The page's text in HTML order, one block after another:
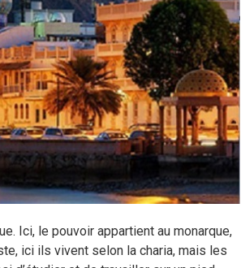
Ici, le pouvoir appartient au monarque,
ici ils vivent selon la charia, mais les